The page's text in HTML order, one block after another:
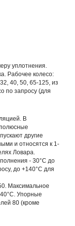
уплотнения.
Рабочее колесо:
40, 50, 65-125, из
по запросу (для
В
другие
и относятся к 1-
Ловара.
- 30°C до
до +140°C для
Максимальное
Упорные
80 (кроме